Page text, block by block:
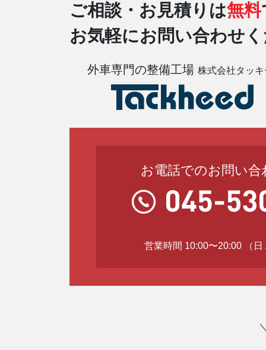
ご相談・お見積りは無料
お気軽にお問い合わせ
外車専門の整備工場 株式会社タッ
お電話でのお問い
営業時間 10:00〜20:00 （日